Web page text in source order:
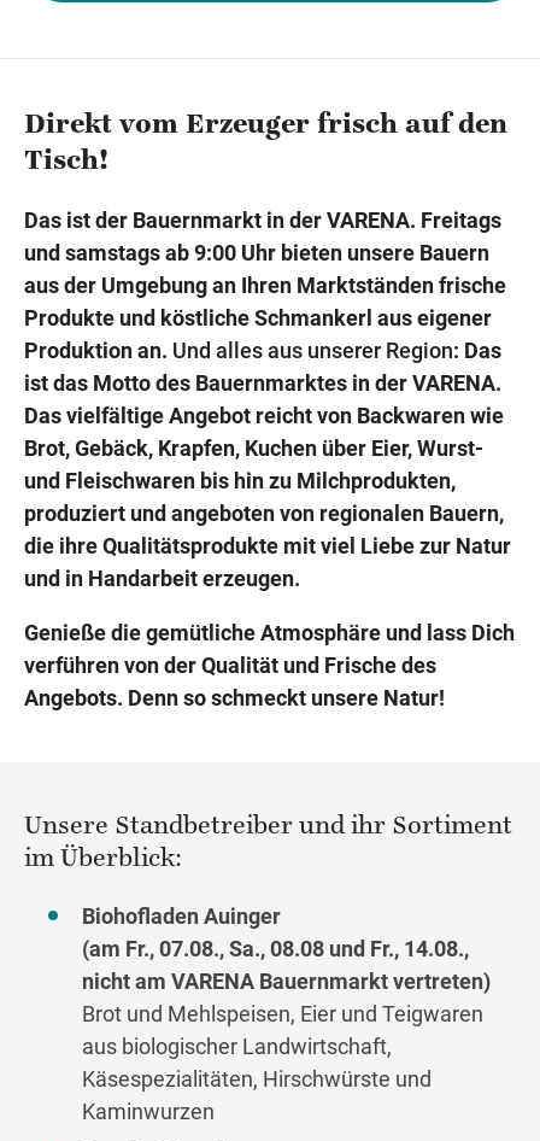
Direkt vom Erzeuger frisch auf den
Tisch!
Das ist der Bauernmarkt in der VARENA. Freitags
und samstags ab 9:00 Uhr bieten unsere Bauern
aus der Umgebung an Ihren Marktständenfrische
Produkte und köstliche Schmankerl aus eigener
Produktionan. Und alles aus unserer Region: Das
ist das Motto des Bauern­marktes in der VARENA.
Das vielfältige Angebot reicht von Backwaren wie
Brot, Gebäck, Krapfen, Kuchen über Eier, Wurst-
und Fleischwaren bis hin zu Milchprodukten,
produziert und angeboten von regionalen Bauern,
die ihre Qualitätsprodukte mit viel Liebe zur Natur
und in Handarbeit erzeugen.
Genieße die gemütliche Atmosphäre und lass Dich
verführen von der Qualität und Frische des
Angebots. Denn so schmeckt unsere Natur!
Unsere Standbetreiber und ihr Sortiment
im Überblick:
Biohofladen Auinger
(am Fr., 07.08., Sa., 08.08 und Fr., 14.08.,
nicht am VARENA Bauernmarkt vertreten)
Brot und Mehlspeisen, Eier und Teigwaren
aus biologischer Landwirtschaft,
Käsespezialitäten, Hirschwürste und
Kaminwurzen